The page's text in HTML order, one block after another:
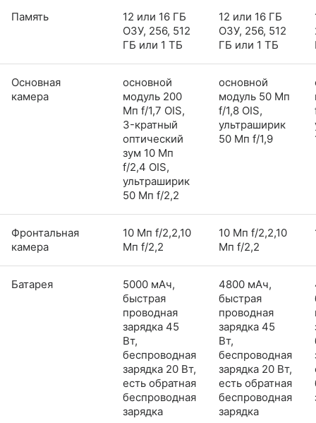
Память
12 или 16 ГБ
ОЗУ, 256, 512
ГБ или 1 ТБ
12 или 16 ГБ
ОЗУ, 256, 512
ГБ или 1 ТБ
Основная
камера
основной
модуль 200
Мп f/1,7 OIS,
3-кратный
оптический
зум 10 Мп
f/2,4 OIS,
ультраширик
50 Мп f/2,2
основной
модуль 50 Мп
f/1,8 OIS,
ультраширик
50 Мп f/1,9
Фронтальная
камера
10 Мп f/2,2,10
Мп f/2,2
10 Мп f/2,2,10
Мп f/2,2
Батарея
5000 мАч,
быстрая
проводная
зарядка 45
Вт,
беспроводная
зарядка 20 Вт,
есть обратная
беспроводная
зарядка
4800 мАч,
быстрая
проводная
зарядка 45
Вт,
беспроводная
зарядка 20 Вт,
есть обратная
беспроводная
зарядка